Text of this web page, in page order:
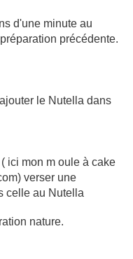
d'une minute au
précédente.
le Nutella dans
ici mon m oule à cake
verser une
celle au Nutella
nature.